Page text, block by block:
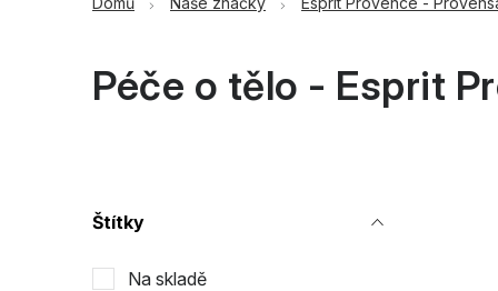
Péče o tělo - Esprit
P
Štítky
Na skladě